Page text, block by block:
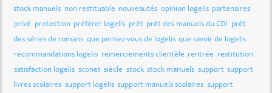
stock manuels non restituable nouveautés opinion logelis partenaires
privé protection préférer logelis prêt prêt des manuels du CDI prêt
des séries de romans que pensez-vous de logelis que savoir de logelis
recommandations logelis remerciements clientèle rentrée restitution
satisfaction logelis sconet siècle stock stock manuels support support
livres scolaires support logelis support manuels scolaires support